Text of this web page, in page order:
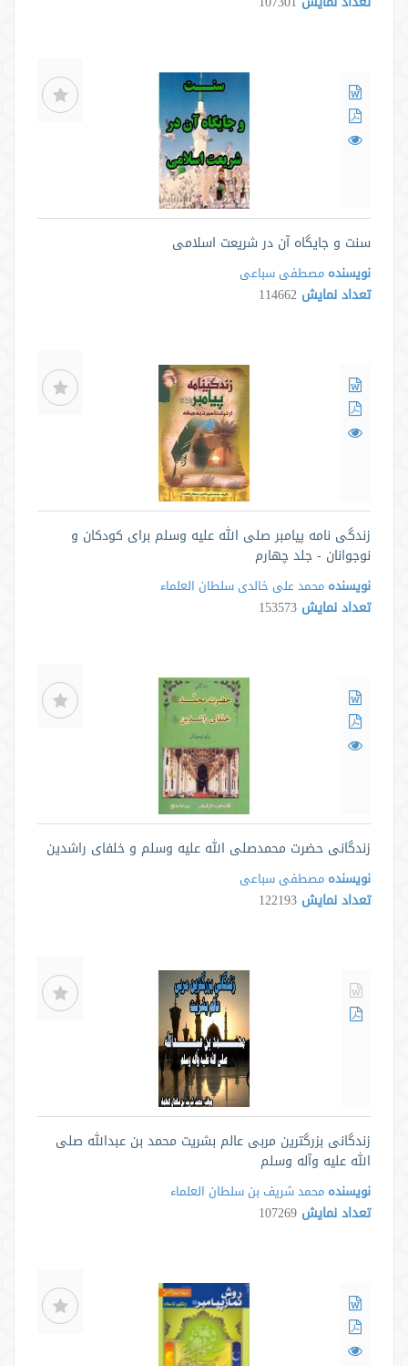
سنت و جایگاه آن در شریعت اسلامی
نویسنده مصطفی سباعی
تعداد نمایش 114662
زندگی نامه پیامبر صلی الله علیه وسلم برای کودکان و
نوجوانان - جلد چهارم
نویسنده محمد علی خالدی سلطان العلماء
تعداد نمایش 153573
زندگانی حضرت محمدصلی الله علیه وسلم و خلفای راشدین
نویسنده مصطفی سباعی
تعداد نمایش 122193
زندگانی بزرگترین مربی عالم بشریت محمد بن عبدالله صلی
الله علیه وآله وسلم
نویسنده محمد شریف بن سلطان العلماء
تعداد نمایش 107269